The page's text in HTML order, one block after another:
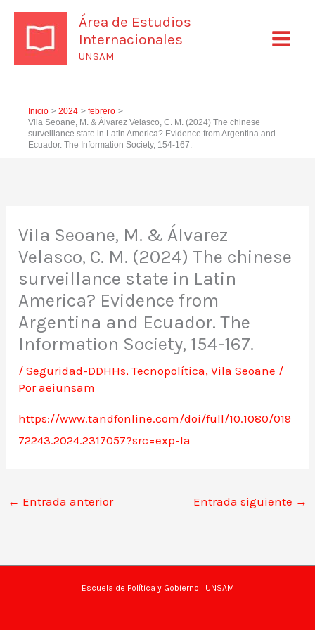
contenido
Área de Estudios
Internacionales
UNSAM
Inicio 2024
febrero
Vila Seoane, M. & Álvarez Velasco, C. M. (2024) The chinese
surveillance state in Latin America? Evidence from Argentina and
Ecuador. The Information Society, 154-167.
Vila Seoane, M. & Álvarez
Velasco, C. M. (2024) The chinese
surveillance state in Latin
America? Evidence from
Argentina and Ecuador. The
Information Society, 154-167.
/Seguridad-DDHHs,Tecnopolítica,Vila Seoane /
Poraeiunsam
https://www.tandfonline.com/doi/full/10.1080/019
72243.2024.2317057?src=exp-la
← Entrada anterior Entrada siguiente →
Escuela de Política y Gobierno | UNSAM